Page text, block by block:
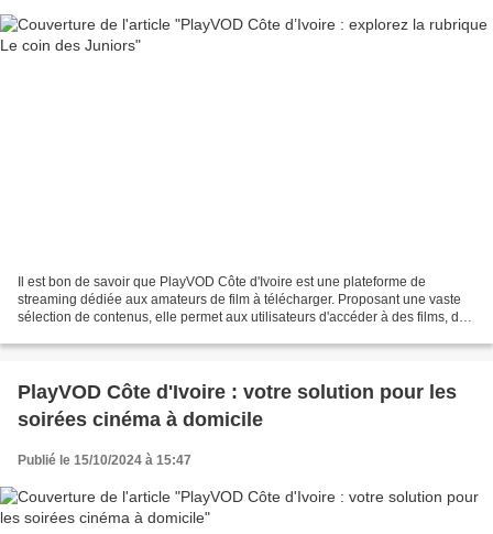
Il est bon de savoir que PlayVOD Côte d'Ivoire est une plateforme de
streaming dédiée aux amateurs de film à télécharger. Proposant une vaste
sélection de contenus, elle permet aux utilisateurs d'accéder à des films, des
PlayVOD Côte d'Ivoire : votre solution pour les
soirées cinéma à domicile
Publié le 15/10/2024 à 15:47